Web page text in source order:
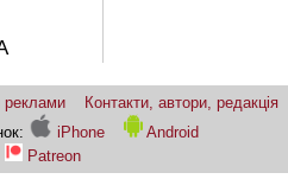
реклами
Контакти, автори, редакція
iPhone
Android
Patreon